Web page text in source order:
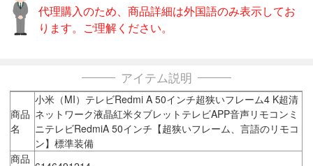
代理購入のため、商品詳細は外国語のみ表示してお
ります。ご理解ください。
アイテム説明
商品
名
小米（MI）テレビRedmi A 50インチ超狭いフレーム4 K超清
ネットワーク液晶紅米タブレットテレビAPP音声リモコンミ
ニテレビRedmiA 50インチ【超狭いフレーム、言語のリモコ
ン】標準装備
商品